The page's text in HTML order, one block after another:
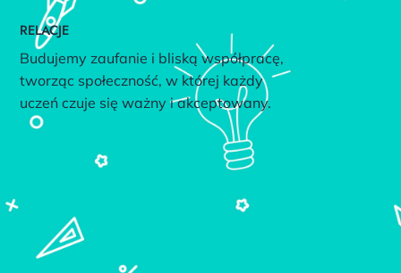
RELACJE
Budujemy zaufanie i bliską współpracę,
tworząc społeczność, w której każdy
uczeń czuje się ważny i akceptowany.
o dobrostan uczniów, łącząc naukę z radością